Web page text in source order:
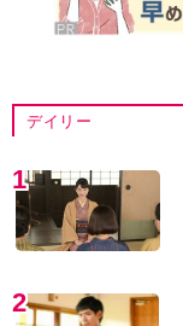
デイリー
1
2